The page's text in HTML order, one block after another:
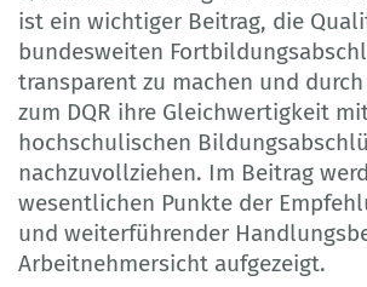
ist ein wichtiger Beitrag, die
bundesweiten
transparent zu machen und
zum DQR ihre Gleichwertigkeit
hochschulischen
nachzuvollziehen. Im Beitrag
wesentlichen Punkte der
und weiterführender
Arbeitnehmersicht aufgezeigt.